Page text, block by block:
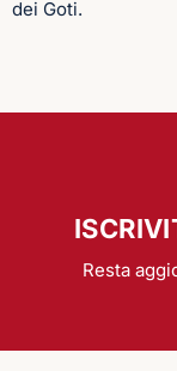
dei Goti.
Resta